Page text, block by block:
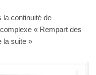
la continuité de
« Rempart des
la suite »